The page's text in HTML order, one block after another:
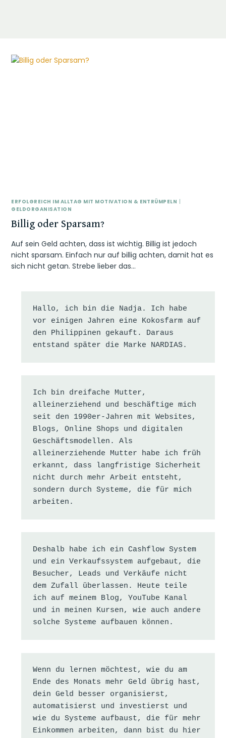
ERFOLGREICH IM ALLTAG MIT MOTIVATION & ENTRÜMPELN
GELDORGANISATION
Billig oder Sparsam?
Auf sein Geld achten, dass ist wichtig. Billig ist jedoch
nicht sparsam. Einfach nur auf billig achten, damit hat es
sich nicht getan. Strebe lieber das…
Hallo, ich bin die Nadja. Ich habe
vor einigen Jahren eine Kokosfarm auf
den Philippinen gekauft. Daraus
entstand später die Marke NARDIAS.
Ich bin dreifache Mutter,
alleinerziehend und beschäftige mich
seit den 1990er-Jahren mit Websites,
Blogs, Online Shops und digitalen
Geschäftsmodellen. Als
alleinerziehende Mutter habe ich früh
erkannt, dass langfristige Sicherheit
nicht durch mehr Arbeit entsteht,
sondern durch Systeme, die für mich
arbeiten.
Deshalb habe ich ein Cashflow System
und ein Verkaufssystem aufgebaut, die
Besucher, Leads und Verkäufe nicht
dem Zufall überlassen. Heute teile
ich auf meinem Blog, YouTube Kanal
und in meinen Kursen, wie auch andere
solche Systeme aufbauen können.
Wenn du lernen möchtest, wie du am
Ende des Monats mehr Geld übrig hast,
dein Geld besser organisierst,
automatisierst und investierst und
wie du Systeme aufbaust, die für mehr
Einkommen arbeiten, dann bist du hier